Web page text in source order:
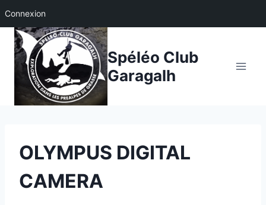
Connexion
Aller
contenu
Spéléo Club
Garagalh
OLYMPUS DIGITAL
CAMERA